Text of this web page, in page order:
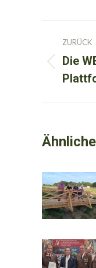
ZURÜCK
Die